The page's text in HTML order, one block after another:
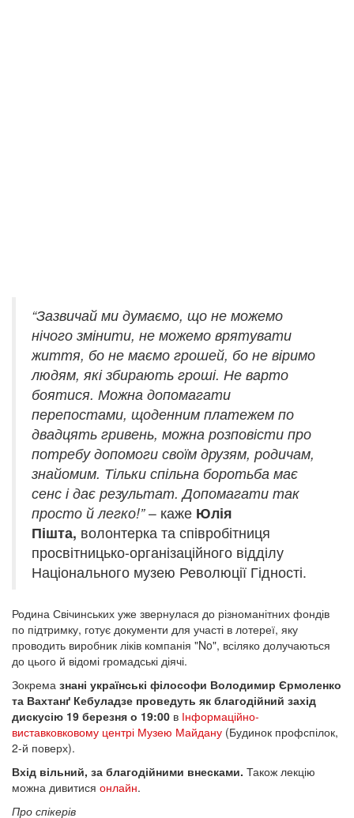
“Зазвичай ми думаємо, що не можемо
нічого змінити, не можемо врятувати
життя, бо не маємо грошей, бо не віримо
людям, які збирають гроші. Не варто
боятися. Можна допомагати
перепостами, щоденним платежем по
двадцять гривень, можна розповісти про
потребу допомоги своїм друзям, родичам,
знайомим. Тільки спільна боротьба має
сенс і дає результат. Допомагати так
просто й легко!”– каже Юлія
Пішта, волонтерка та співробітниця
просвітницько-організаційного відділу
Національного музею Революції Гідності.
Родина Свічинських уже звернулася до різноманітних фондів
по підтримку, готує документи для участі в лотереї, яку
проводить виробник ліків компанія "No", всіляко долучаються
до цього й відомі громадські діячі.
Зокрема знані українські філософи Володимир Єрмоленко
та Вахтанґ Кебуладзе проведуть як благодійний захід
дискусію 19 березня о 19:00 в Інформаційно-
виставковковому центрі Музею Майдану (Будинок профспілок,
2-й поверх).
Вхід вільний, за благодійними внесками. Також лекцію
можна дивитися онлайн.
Про спікерів